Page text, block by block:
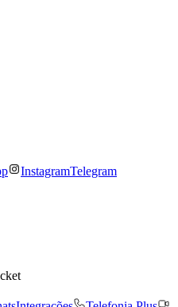
InstagramTelegram